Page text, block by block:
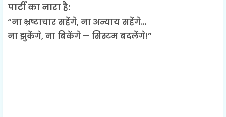
पार्टी का नारा है:
“ना भ्रष्टाचार सहेंगे, ना अन्याय सहेंगे…
ना झुकेंगे, ना बिकेंगे — सिस्टम बदलेंगे!”